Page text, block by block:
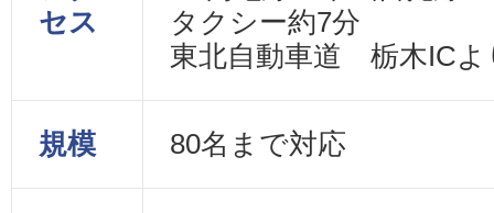
セス
タクシー約7分
東北自動車道 栃木ICよ
規模 80名まで対応